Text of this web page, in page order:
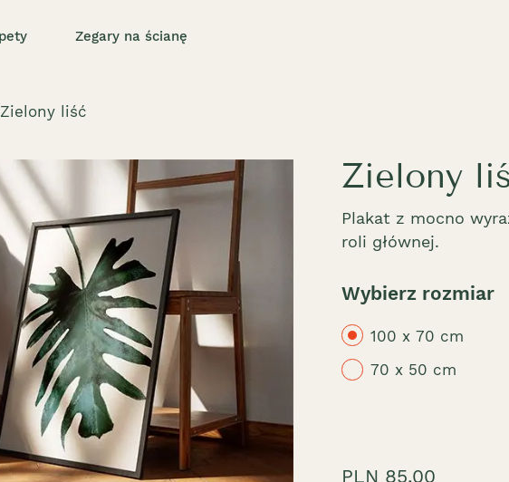
Zegary na ścianę
Zielony liść
Zielony
Plakat z mocno
roli głównej.
Wybierz rozmiar
100 x 70 cm
70 x 50 cm
PLN 85.00